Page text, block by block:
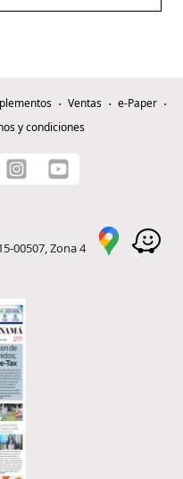
Ventas
e-Paper
y condiciones
00507, Zona 4